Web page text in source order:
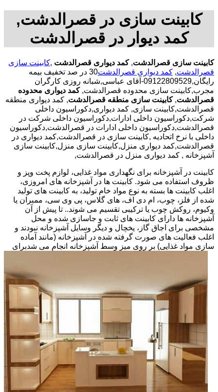
کابینت سازی در قصرالدشت,
کمد دیوار در قصرالدشت
کابینت سازی قصرالدشت,کمد دیواری قصرالدشت ,کابینت سازی
قصرالدشت, کمد دیواری قصرالدشت
30 در صد تخفیف بیمه
رایگان,09122809529-آقای عباسی,شبانه روزی کارگران
مجرب,کابینت سازی محدوده قصرالدشت,کمد دیواری محدوده
قصرالدشت, کابینت سازی منطقه قصرالدشت, کمد دیواری منطقه
قصرالدشت,کابینت سازی, کمد دیواری,دکوراسیون داخلی
شرکت,دکوراسیون داخلی ادارات,دکوراسیون داخلی شرکت در
قصرالدشت,دکوراسیون داخلی ادارات در قصرالدشت,دکوراسیون
داخلی با نرخ اتحادیه ,کابینت سازی در قصرالدشت,کمد دیواری در
قصرالدشت,کمد دیواری منزل,کابینت سازی منزل,کابینت سازی
آشپزخانه , کمد دیواری منزل در قصرالدشت,
کابینت در آشپزخانه برای نگهداری مواد غذایی، لوازم پخت وپز و
ظروف استفاده می شود. کابینت ها در آشپزخانه های امروزی،
اغلب کابینت ها بسته به نوع مواد خام تولید، به کابینت های تولید
شده از فلز، چوب، ام دی اف، های گلاس، پی وی سی، ممبران یا
وکیوم، روکش چوب یا ترکیبی تقسیم می شوند.. تا پیش از آن
آشپزخانه ها دارای کابینت های ثابت و جاسازی شده و محل
مشخصی برای اجاق گاز، یخچال و دیگر وسایل آشپزخانه نبودند و
اغلب فعالیت های صورت گرفته شده در آشپزخانه (مانند آماده
سازی مواد غذایی) بر روی میز وسط آشپزخانه انجام می شدبرای